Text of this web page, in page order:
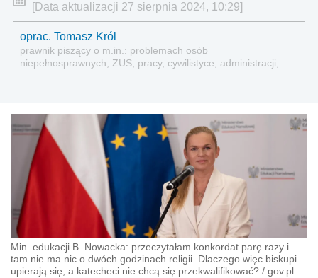
[Data aktualizacji 27 sierpnia 2024, 10:29]
oprac. Tomasz Król
prawnik piszący o m.in.: problemach osób
niepełnosprawnych, ZUS, pracy, cywilistyce, administracji,
przedsiębiorcach, podatkach
Min. edukacji B. Nowacka: przeczytałam konkordat parę razy i
tam nie ma nic o dwóch godzinach religii. Dlaczego więc biskupi
upierają się, a katecheci nie chcą się przekwalifikować? / gov.pl